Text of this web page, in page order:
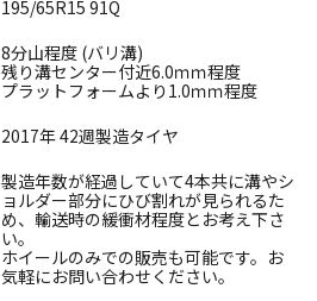
195/65R15 91Q
8分山程度 (バリ溝)
残り溝センター付近6.0ｍｍ程度
プラットフォームより1.0ｍｍ程度
2017年 42週製造タイヤ
製造年数が経過していて4本共に溝やシ
ョルダー部分にひび割れが見られるた
め、輸送時の緩衝材程度とお考え下さ
い。
ホイールのみでの販売も可能です。お
気軽にお問い合わせください。